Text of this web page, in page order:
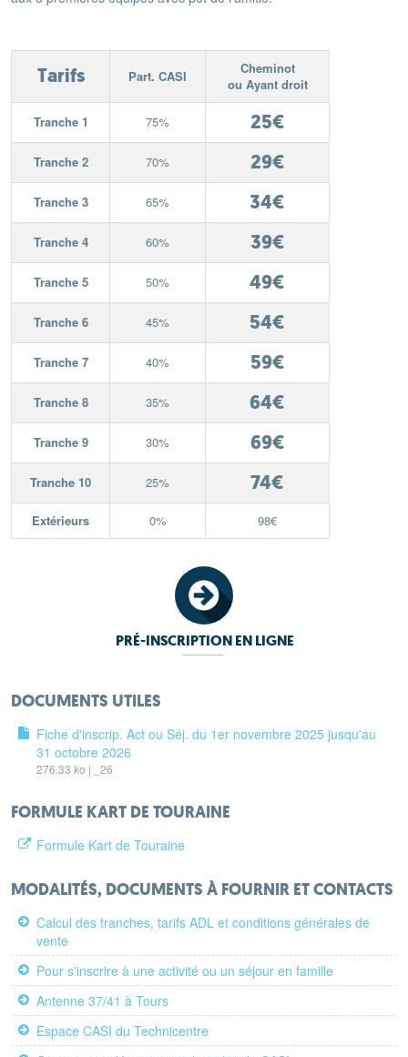
Tarifs Part. CASI
Cheminot
ou Ayant droit
Tranche 1 75% 25€
Tranche 2 70% 29€
Tranche 3 65% 34€
Tranche 4 60% 39€
Tranche 5 50% 49€
Tranche 6 45% 54€
Tranche 7 40% 59€
Tranche 8 35% 64€
Tranche 9 30% 69€
Tranche 10 25% 74€
Extérieurs 0% 98€
PRÉ-INSCRIPTION EN LIGNE
DOCUMENTS UTILES
Fiche d'inscrip. Act ou Séj. du 1er novembre 2025 jusqu'au
31 octobre 2026
276.33 ko | _26
FORMULE KART DE TOURAINE
Formule Kart de Touraine
MODALITÉS, DOCUMENTS À FOURNIR ET CONTACTS
Calcul des tranches, tarifs ADL et conditions générales de
vente
Pour s'inscrire à une activité ou un séjour en famille
Antenne 37/41 à Tours
Espace CASI du Technicentre